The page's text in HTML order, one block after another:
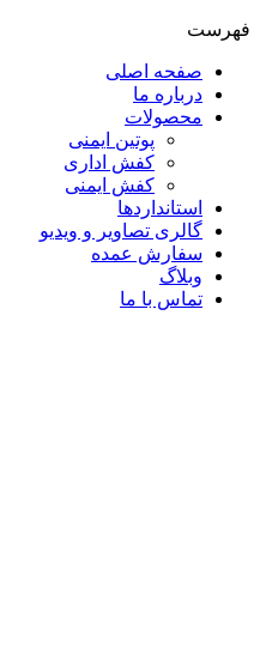
فهرست
صفحه اصلی
درباره ما
محصولات
پوتین ایمنی
کفش اداری
کفش ایمنی
استانداردها
گالری تصاویر و ویدیو
سفارش عمده
وبلاگ
تماس با ما